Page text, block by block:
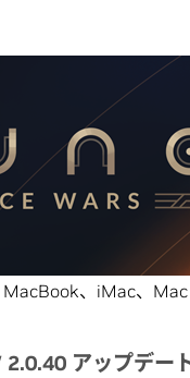
ージョンが 2.0.40 に
、iMac、
2.0.40 アップデー